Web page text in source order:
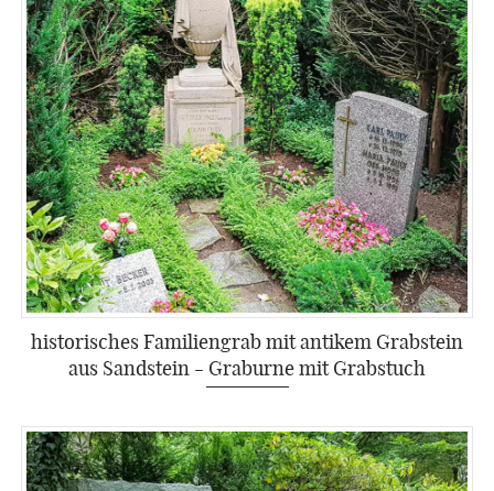
historisches Familiengrab mit antikem Grabstein
aus Sandstein - Graburne mit Grabstuch